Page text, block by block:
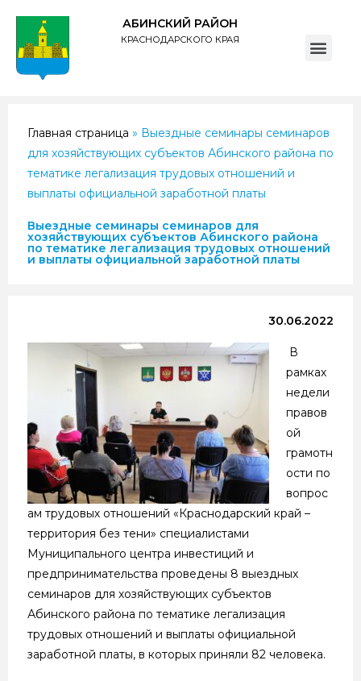
АБИНСКИЙ РАЙОН
КРАСНОДАРСКОГО КРАЯ
Главная страница » Выездные семинары семинаров
для хозяйствующих субъектов Абинского района по
тематике легализация трудовых отношений и
выплаты официальной заработной платы
Выездные семинары семинаров для
хозяйствующих субъектов Абинского района
по тематике легализация трудовых отношений
и выплаты официальной заработной платы
30.06.2022
В
рамках
недели
правов
ой
грамотн
ости по
вопрос
ам трудовых отношений «Краснодарский край –
территория без тени» специалистами
Муниципального центра инвестиций и
предпринимательства проведены 8 выездных
семинаров для хозяйствующих субъектов
Абинского района по тематике легализация
трудовых отношений и выплаты официальной
заработной платы, в которых приняли 82 человека.